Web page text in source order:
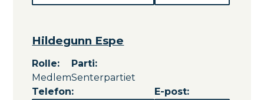
Hildegunn Espe
Rolle:
Medlem
Parti:
Senterpartiet
Telefon:
E-post: